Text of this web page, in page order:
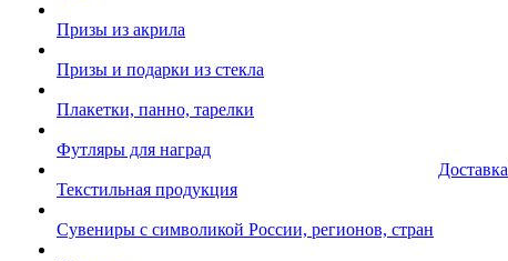
Призы из акрила
Призы и подарки из стекла
Плакетки, панно, тарелки
Футляры для наград
Текстильная продукция
Сувениры с символикой России, регионов, стран
Доставка